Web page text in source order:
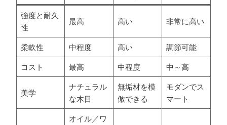
強度と耐久
性
最高 高い 非常に高い
柔軟性 中程度 高い 調節可能
コスト 最高 中程度 中～高
美学
ナチュラル
な木目
無垢材を模
倣できる
モダンでス
マート
オイル／ワ